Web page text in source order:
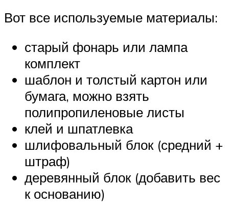
Вот все используемые материалы:
старый фонарь или лампа
комплект
шаблон и толстый картон или
бумага, можно взять
полипропиленовые листы
клей и шпатлевка
шлифовальный блок (средний +
штраф)
деревянный блок (добавить вес
к основанию)